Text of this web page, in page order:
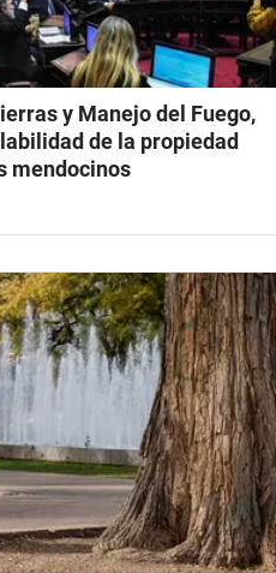
y Manejo del Fuego,
de la propiedad
mendocinos